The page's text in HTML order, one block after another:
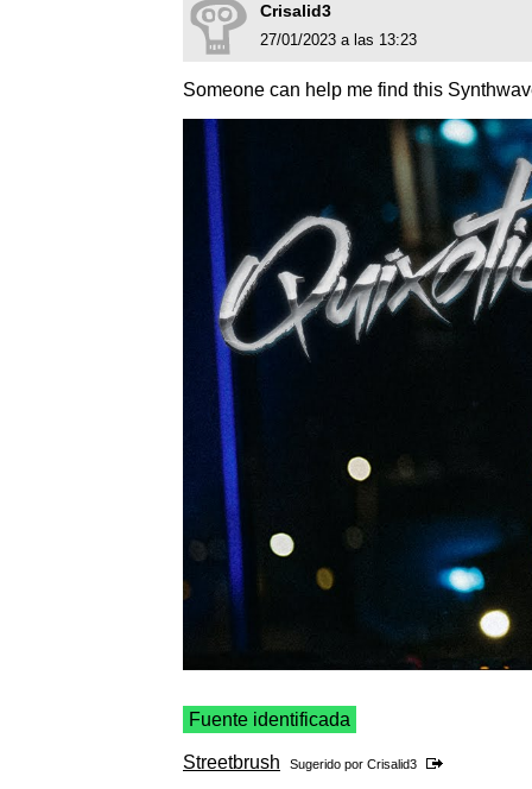
Crisalid3
27/01/2023 a las 13:23
Someone can help me find this
Fuente identificada
Streetbrush Sugerido por Crisalid3